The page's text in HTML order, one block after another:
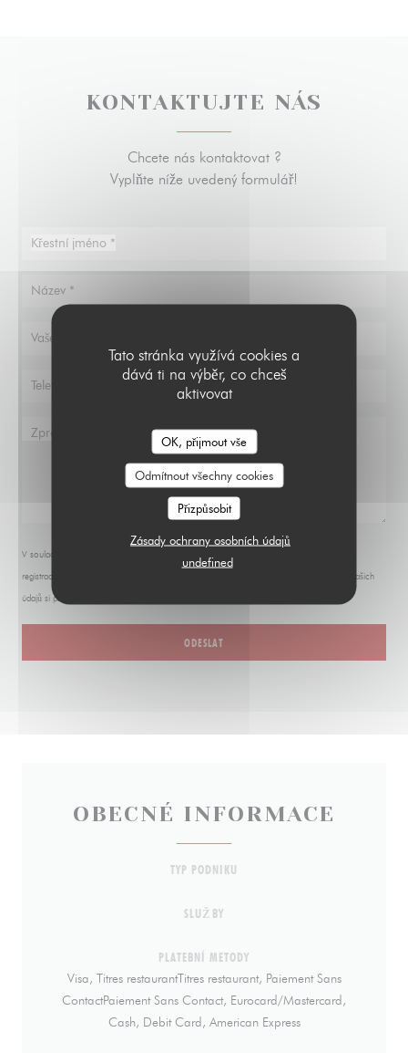
Tato stránka využívá cookies a
dává ti na výběr, co chceš
aktivovat
OK, přijmout vše
Odmítnout všechny cookies
Přizpůsobit
Zásady ochrany osobních údajů
undefined
KONTAKTUJTE NÁS
Chcete nás kontaktovat ?
Vyplňte níže uvedený formulář!
V souladu se zákonem o ochraně spotřebitele máte právo odmítnout marketingová volání
registrací v Robinsonově seznamu:
. Pro více informací o zpracování vašich
údajů si přečtěte naše
OBECNÉ INFORMACE
TYP PODNIKU
SLUŽBY
PLATEBNÍ METODY
Visa, Titres restaurantTitres restaurant, Paiement Sans
ContactPaiement Sans Contact, Eurocard/Mastercard,
Cash, Debit Card, American Express
LE PARIS 17